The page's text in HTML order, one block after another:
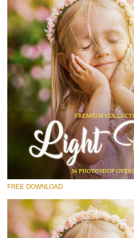
Prosím vyberte
Free Photoshop Overlay #12
Small 800*533px
Light Rays
(36 Overlays)
Luxury Wedding
(373 Overlays)
FREE DOWNLOAD